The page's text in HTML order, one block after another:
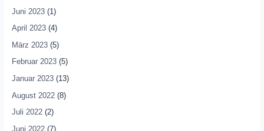
Juni 2023(1)
April 2023(4)
März 2023(5)
Februar 2023(5)
Januar 2023(13)
August 2022(8)
Juli 2022(2)
Juni 2022(7)